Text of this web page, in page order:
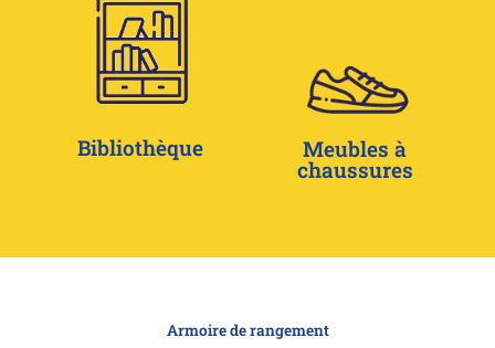
Bibliothèque Meubles à
chaussures
Armoire de rangement